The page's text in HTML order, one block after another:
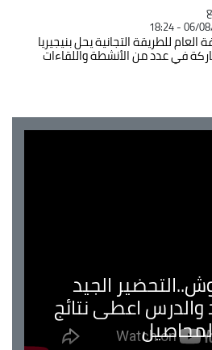
06/
العام للطريقة التجانية يحل بنيجيريا
في عدد من الأنشطة واللقاءات
الجيد
اعطى نتائج